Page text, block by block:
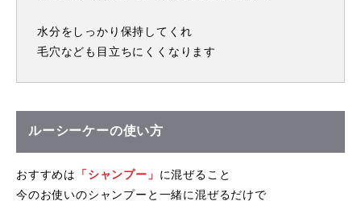
水分をしっかり保持してくれ
毛穴なども目立ちにくくなります
ルーシーケーの使い方
おすすめは 「シャンプー」 に混ぜること
今のお使いのシャンプーと一緒に混ぜるだけで